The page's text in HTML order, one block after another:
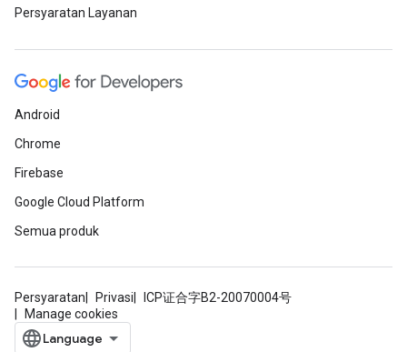
Persyaratan Layanan
Android
Chrome
Firebase
Google Cloud Platform
Semua produk
Persyaratan Privasi
ICP证合字B2-20070004号
Manage cookies